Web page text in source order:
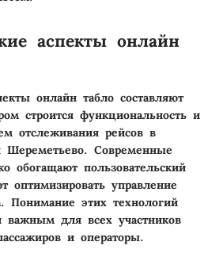
аспекты онлайн
онлайн табло составляют
строится функциональность и
отслеживания рейсов в
Шереметьево. Современные
обогащают пользовательский
управление
Понимание этих технологий
важным для всех участников
и операторы.